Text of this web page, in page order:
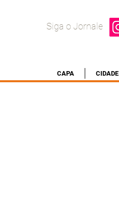
Siga o Jornale
CAPA CIDADE